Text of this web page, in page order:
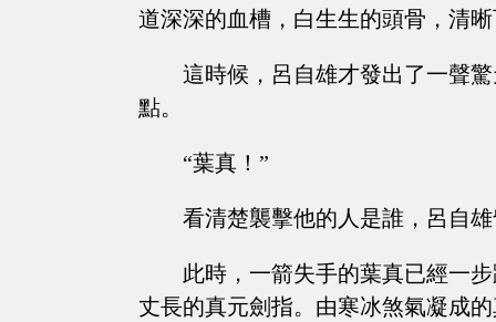
道深深的血槽，白生生的頭骨，清
這時候，呂自雄才發出了一聲
點。
“葉真！”
看清楚襲擊他的人是誰，呂自
此時，一箭失手的葉真已經一
丈長的真元劍指。由寒冰煞氣凝成